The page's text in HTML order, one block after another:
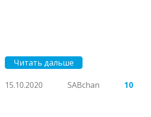
Читать дальше
15.10.2020 SABchan 10